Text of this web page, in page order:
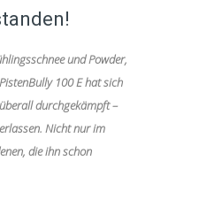
und Powder,
100 E hat sich
durchgekämpft –
Nicht nur im
die ihn schon